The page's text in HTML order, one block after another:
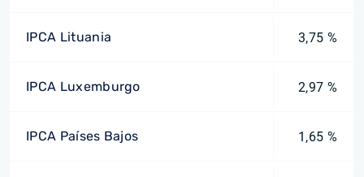
IPCA Lituania 3,75 %
IPCA Luxemburgo 2,97 %
IPCA Países Bajos 1,65 %